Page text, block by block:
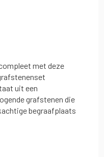
met deze
uit een
grafstenen die
begraafplaats